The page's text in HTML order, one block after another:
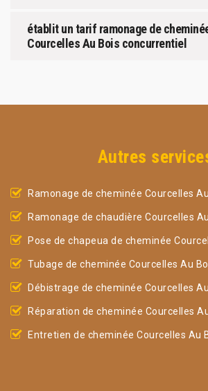
établit un tarif ramonage de
Courcelles Au Bois concurrentiel
Autres
Ramonage de cheminée Courcelles
Ramonage de chaudière Courcelles
Pose de chapeua de cheminée
Tubage de cheminée Courcelles Au
Débistrage de cheminée Courcelles
Réparation de cheminée Courcelles
Entretien de cheminée Courcelles Au